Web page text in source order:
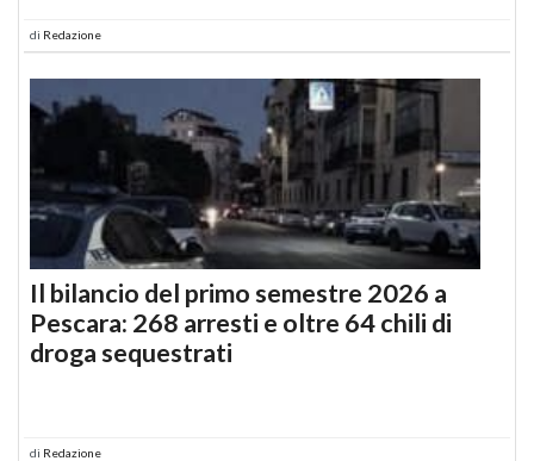
di Redazione
Il bilancio del primo semestre 2026 a
Pescara: 268 arresti e oltre 64 chili di
droga sequestrati
di Redazione